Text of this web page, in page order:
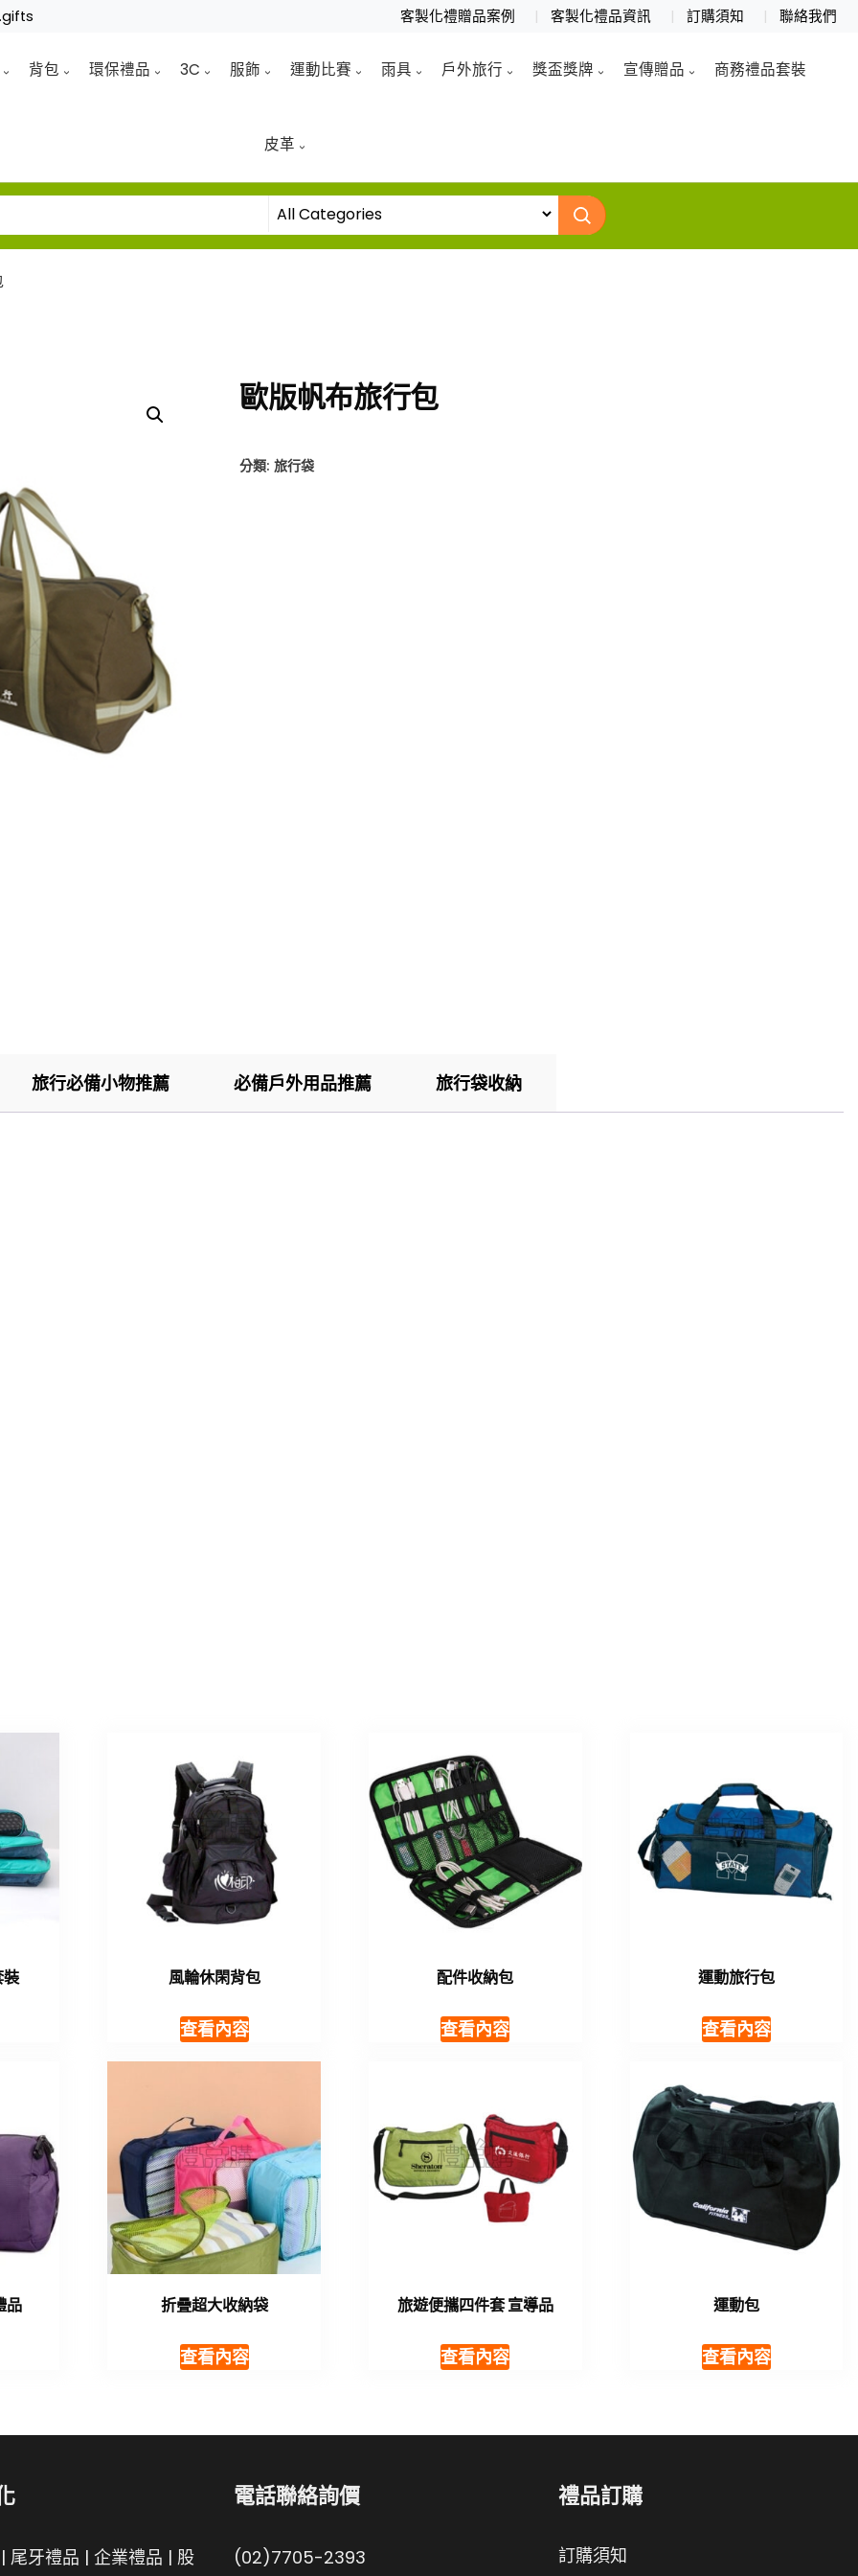
客製化禮贈品案例 客製化禮品資訊 訂購須知 聯絡我們
背包 環保禮品 3C 服飾 運動比賽 雨具 戶外旅行 獎盃獎牌 宣傳贈品 商務禮品套裝
皮革
歐版帆布旅行包
分類:旅行袋
旅行必備小物推薦 必備戶外用品推薦 旅行袋收納
風輪休閑背包
查看內容
配件收納包
查看內容
運動旅行包
查看內容
品 折疊超大收納袋
查看內容
旅遊便攜四件套 宣導品
查看內容
運動包
查看內容
尾牙禮品 | 企業禮品 | 股
電話聯絡詢價
(02)7705-2393
禮品訂購
訂購須知